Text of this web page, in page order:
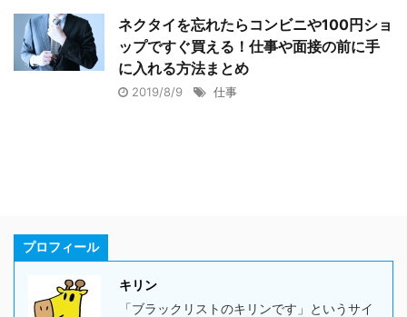
ネクタイを忘れたらコンビニや100円ショ
ップですぐ買える！仕事や面接の前に手
に入れる方法まとめ
2019/8/9 仕事
プロフィール
キリン
「ブラックリストのキリンです」というサイ